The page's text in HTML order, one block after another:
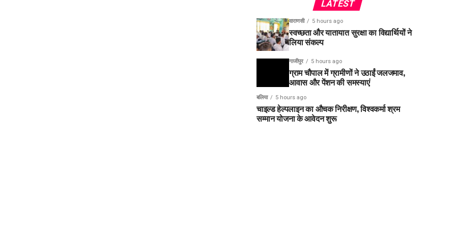
LATEST
वाराणसी 5 hours ago
स्वच्छता और यातायात सुरक्षा का विद्यार्थियों ने
लिया संकल्प
गाजीपुर 5 hours ago
ग्राम चौपाल में ग्रामीणों ने उठाईं जलजमाव,
आवास और पेंशन की समस्याएं
बलिया 5 hours ago
चाइल्ड हेल्पलाइन का औचक निरीक्षण, विश्वकर्मा श्रम
सम्मान योजना के आवेदन शुरू